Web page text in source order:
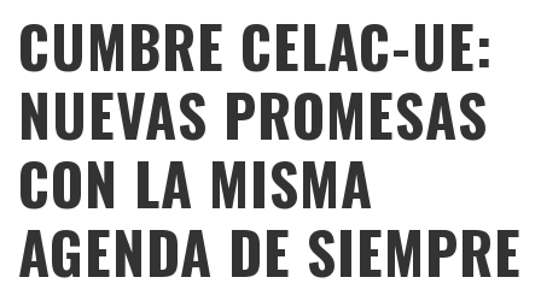
CUMBRE CELAC-UE:
NUEVAS PROMESAS
CON LA MISMA
AGENDA DE SIEMPRE